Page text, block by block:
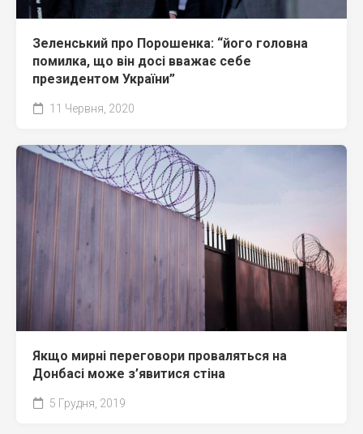
Зеленський про Порошенка: “його головна
помилка, що він досі вважає себе
президентом України”
11 Червня, 2020
Якщо мирні переговори проваляться на
Донбасі може з’явитися стіна
5 Грудня, 2019